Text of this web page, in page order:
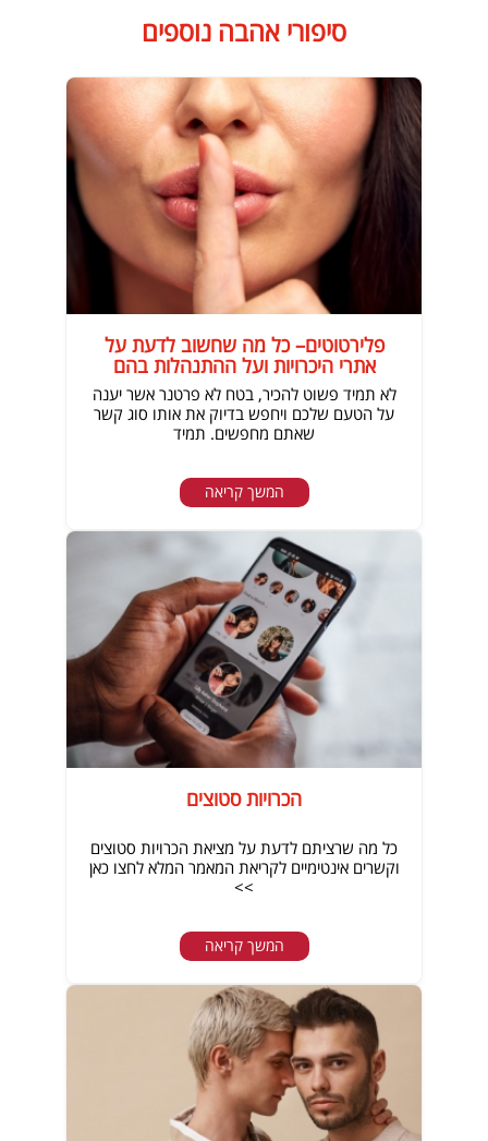
סיפורי אהבה נוספים
פלירטוטים– כל מה שחשוב לדעת על
אתרי היכרויות ועל ההתנהלות בהם
לא תמיד פשוט להכיר, בטח לא פרטנר אשר יענה
על הטעם שלכם ויחפש בדיוק את אותו סוג קשר
שאתם מחפשים. תמיד
המשך קריאה
הכרויות סטוצים
כל מה שרציתם לדעת על מציאת הכרויות סטוצים
וקשרים אינטימיים לקריאת המאמר המלא לחצו כאן
>>
המשך קריאה